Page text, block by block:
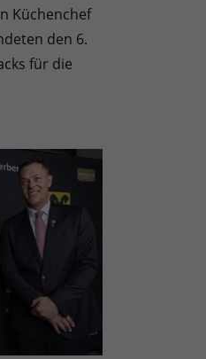
Küchenchef
den 6.
für die